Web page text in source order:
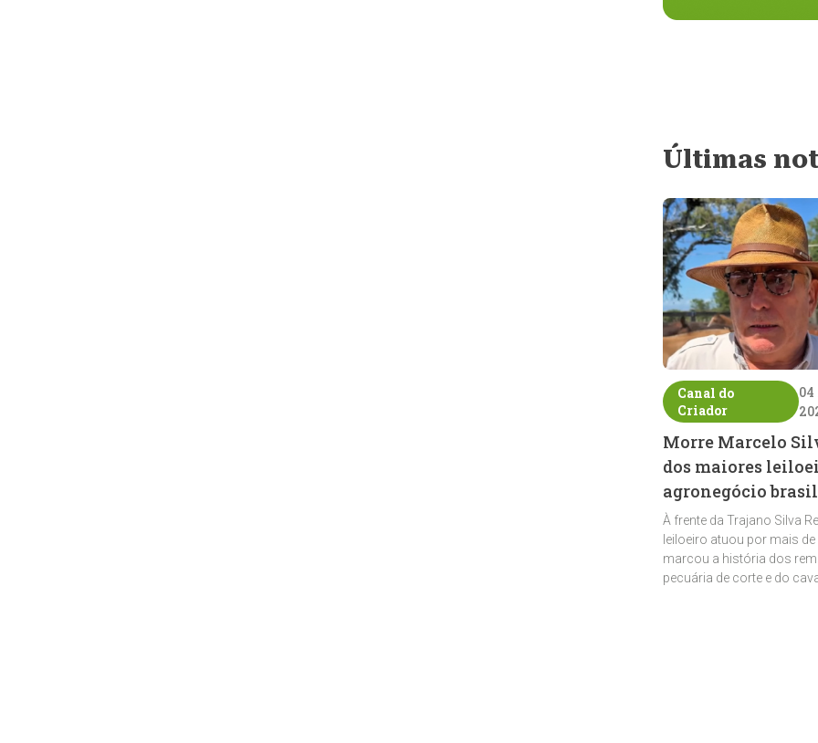
Últimas
Canal do
Criador
04
Morre Marcelo
dos maiores
agronegócio
À frente da Trajano Silva
leiloeiro atuou por mais
marcou a história dos
pecuária de corte e do